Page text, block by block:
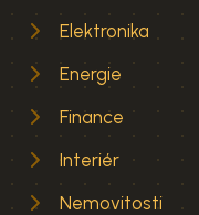
Elektronika
Energie
Finance
Interiér
Nemovitosti